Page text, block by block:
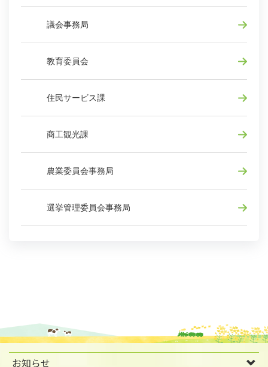
議会事務局
教育委員会
住民サービス課
商工観光課
農業委員会事務局
選挙管理委員会事務局
お知らせ